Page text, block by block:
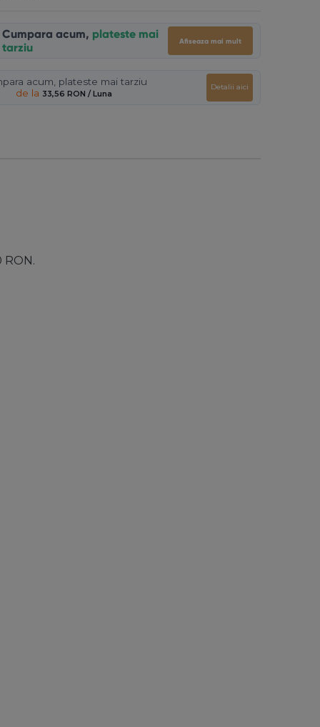
Cumpara acum, plateste mai
tarziu
Afiseaza mai mult
acum, plateste mai tarziu
de la 33,56 RON / Luna
Detalii aici
RON.